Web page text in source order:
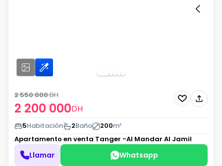
2 200 000DH
2 550 000DH
5Habitación 2Baño 200m²
Apartamento en venta Tanger -Al Mandar Al Jamil
Llamar Whatsapp